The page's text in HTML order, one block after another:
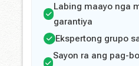
Labing maayo nga
garantiya
Ekspertong grupo
Sayon ra ang pag-